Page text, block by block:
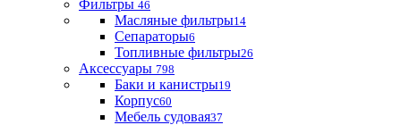
Фильтры 46
Масляные фильтры14
Сепараторы6
Топливные фильтры26
Аксессуары 798
Баки и канистры19
Корпус60
Мебель судовая37